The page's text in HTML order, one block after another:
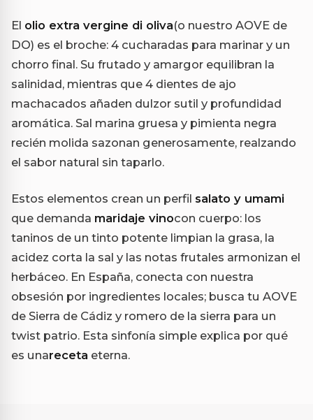
El olio extra vergine di oliva(o nuestro AOVE de
DO) es el broche: 4 cucharadas para marinar y un
chorro final. Su frutado y amargor equilibran la
salinidad, mientras que 4 dientes de ajo
machacados añaden dulzor sutil y profundidad
aromática. Sal marina gruesa y pimienta negra
recién molida sazonan generosamente, realzando
el sabor natural sin taparlo.
Estos elementos crean un perfil salato y umami
que demanda maridaje vinocon cuerpo: los
taninos de un tinto potente limpian la grasa, la
acidez corta la sal y las notas frutales armonizan el
herbáceo. En España, conecta con nuestra
obsesión por ingredientes locales; busca tu AOVE
de Sierra de Cádiz y romero de la sierra para un
twist patrio. Esta sinfonía simple explica por qué
es unareceta eterna.